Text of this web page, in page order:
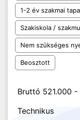
1-2 év szakmai
Szakiskola /
Nem szükséges
Beosztott
Bruttó 521.000
Technikus